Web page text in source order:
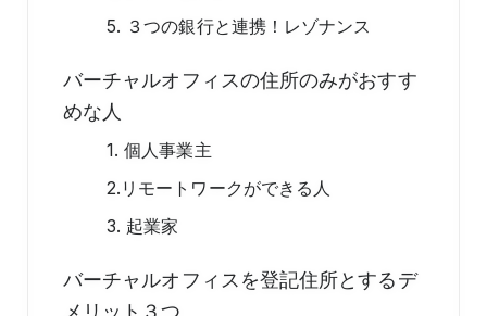
5. ３つの銀行と連携！レゾナンス
バーチャルオフィスの住所のみがおすす
めな人
1. 個人事業主
2.リモートワークができる人
3. 起業家
バーチャルオフィスを登記住所とするデ
メリット３つ